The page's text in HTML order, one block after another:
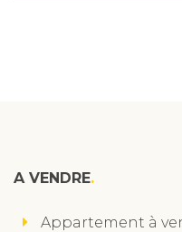
A VENDRE
Appartement à